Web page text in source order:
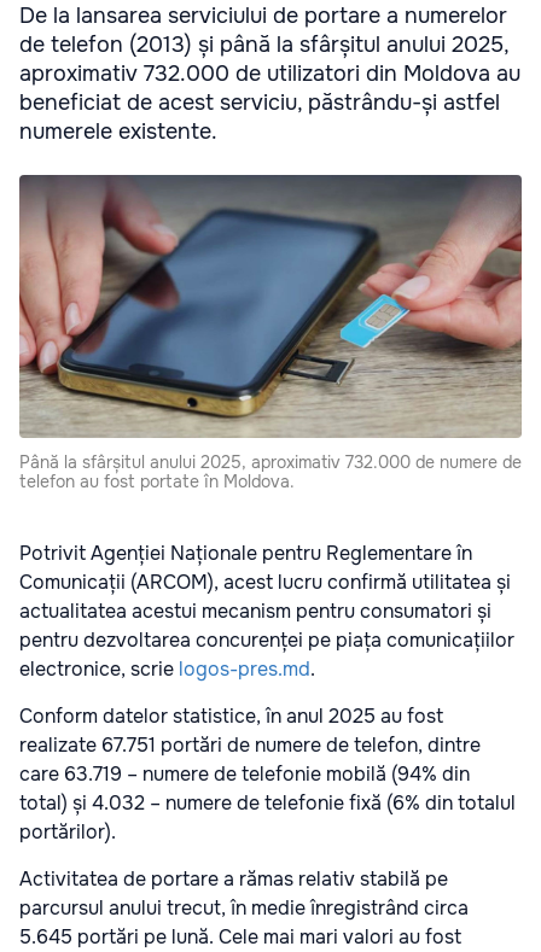
De la lansarea serviciului de portare a numerelor
de telefon (2013) și până la sfârșitul anului 2025,
aproximativ 732.000 de utilizatori din Moldova au
beneficiat de acest serviciu, păstrându-și astfel
numerele existente.
Până la sfârșitul anului 2025, aproximativ 732.000 de numere de
telefon au fost portate în Moldova.
Potrivit Agenției Naționale pentru Reglementare în
Comunicații (ARCOM), acest lucru confirmă utilitatea și
actualitatea acestui mecanism pentru consumatori și
pentru dezvoltarea concurenței pe piața comunicațiilor
electronice, scrie logos-pres.md.
Conform datelor statistice, în anul 2025 au fost
realizate 67.751 portări de numere de telefon, dintre
care 63.719 – numere de telefonie mobilă (94% din
total) și 4.032 – numere de telefonie fixă (6% din totalul
portărilor).
Activitatea de portare a rămas relativ stabilă pe
parcursul anului trecut, în medie înregistrând circa
5.645 portări pe lună. Cele mai mari valori au fost